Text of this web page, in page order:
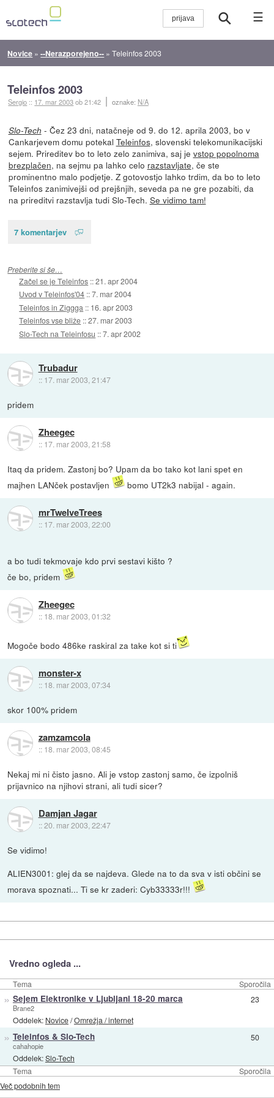
☰
Novice »--Nerazporejeno-- »Teleinfos 2003
Teleinfos 2003
Sergio :: 17. mar 2003ob 21:42 oznake: N/A
Slo-Tech - Čez 23 dni, natačneje od 9. do 12. aprila 2003, bo v
Cankarjevem domu potekal Teleinfos, slovenski telekomunikacijski
sejem. Prireditev bo to leto zelo zanimiva, saj je vstop popolnoma
brezplačen, na sejmu pa lahko celo razstavljate, če ste
prominentno malo podjetje. Z gotovostjo lahko trdim, da bo to leto
Teleinfos zanimivejši od prejšnjih, seveda pa ne gre pozabiti, da
na prireditvi razstavlja tudi Slo-Tech. Se vidimo tam!
7 komentarjev
Preberite si še…
Začel se je Teleinfos ::21. apr 2004
Uvod v Teleinfos'04 ::7. mar 2004
Teleinfos in Ziggga :: 16. apr 2003
Teleinfos vse bliže ::27. mar 2003
Slo-Tech na Teleinfosu ::7. apr 2002
Trubadur
:: 17. mar 2003, 21:47
pridem
Zheegec
:: 17. mar 2003, 21:58
Itaq da pridem. Zastonj bo? Upam da bo tako kot lani spet en
majhen LANček postavljen
bomo UT2k3 nabijal - again.
mrTwelveTrees
:: 17. mar 2003, 22:00
a bo tudi tekmovaje kdo prvi sestavi kišto ?
če bo, pridem
Zheegec
:: 18. mar 2003, 01:32
Mogoče bodo 486ke raskiral za take kot si ti
monster-x
:: 18. mar 2003, 07:34
skor 100% pridem
zamzamcola
:: 18. mar 2003, 08:45
Nekaj mi ni čisto jasno. Ali je vstop zastonj samo, če izpolniš
prijavnico na njihovi strani, ali tudi sicer?
Damjan Jagar
::20. mar 2003, 22:47
Se vidimo!
ALIEN3001: glej da se najdeva. Glede na to da sva v isti občini se
morava spoznati... Ti se kr zaderi: Cyb33333r!!!
Vredno ogleda ...
Tema Sporočila
Tema Sporočila
» Sejem Elektronike v Ljubljani 18-20 marca
Brane2
Oddelek: Novice/Omrežja / internet
23
» Teleinfos & Slo-Tech
cahahopie
Oddelek:Slo-Tech
50
Več podobnih tem